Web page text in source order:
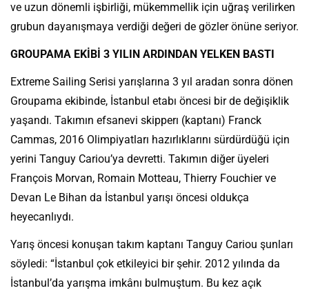
ve uzun dönemli işbirliği, mükemmellik için uğraş verilirken
grubun dayanışmaya verdiği değeri de gözler önüne seriyor.
GROUPAMA EKİBİ 3 YILIN ARDINDAN YELKEN BASTI
Extreme Sailing Serisi yarışlarına 3 yıl aradan sonra dönen
Groupama ekibinde, İstanbul etabı öncesi bir de değişiklik
yaşandı. Takımın efsanevi skipperı (kaptanı) Franck
Cammas, 2016 Olimpiyatları hazırlıklarını sürdürdüğü için
yerini Tanguy Cariou’ya devretti. Takımın diğer üyeleri
François Morvan, Romain Motteau, Thierry Fouchier ve
Devan Le Bihan da İstanbul yarışı öncesi oldukça
heyecanlıydı.
Yarış öncesi konuşan takım kaptanı Tanguy Cariou şunları
söyledi: “İstanbul çok etkileyici bir şehir. 2012 yılında da
İstanbul’da yarışma imkânı bulmuştum. Bu kez açık